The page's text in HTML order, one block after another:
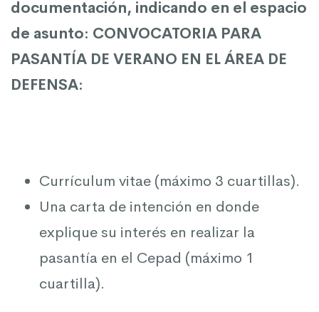
documentación, indicando en el espacio
de asunto: CONVOCATORIA PARA
PASANTÍA DE VERANO EN EL ÁREA DE
DEFENSA:
Currículum vitae (máximo 3 cuartillas).
Una carta de intención en donde
explique su interés en realizar la
pasantía en el Cepad (máximo 1
cuartilla).